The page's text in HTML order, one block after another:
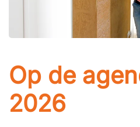
Op de
2026